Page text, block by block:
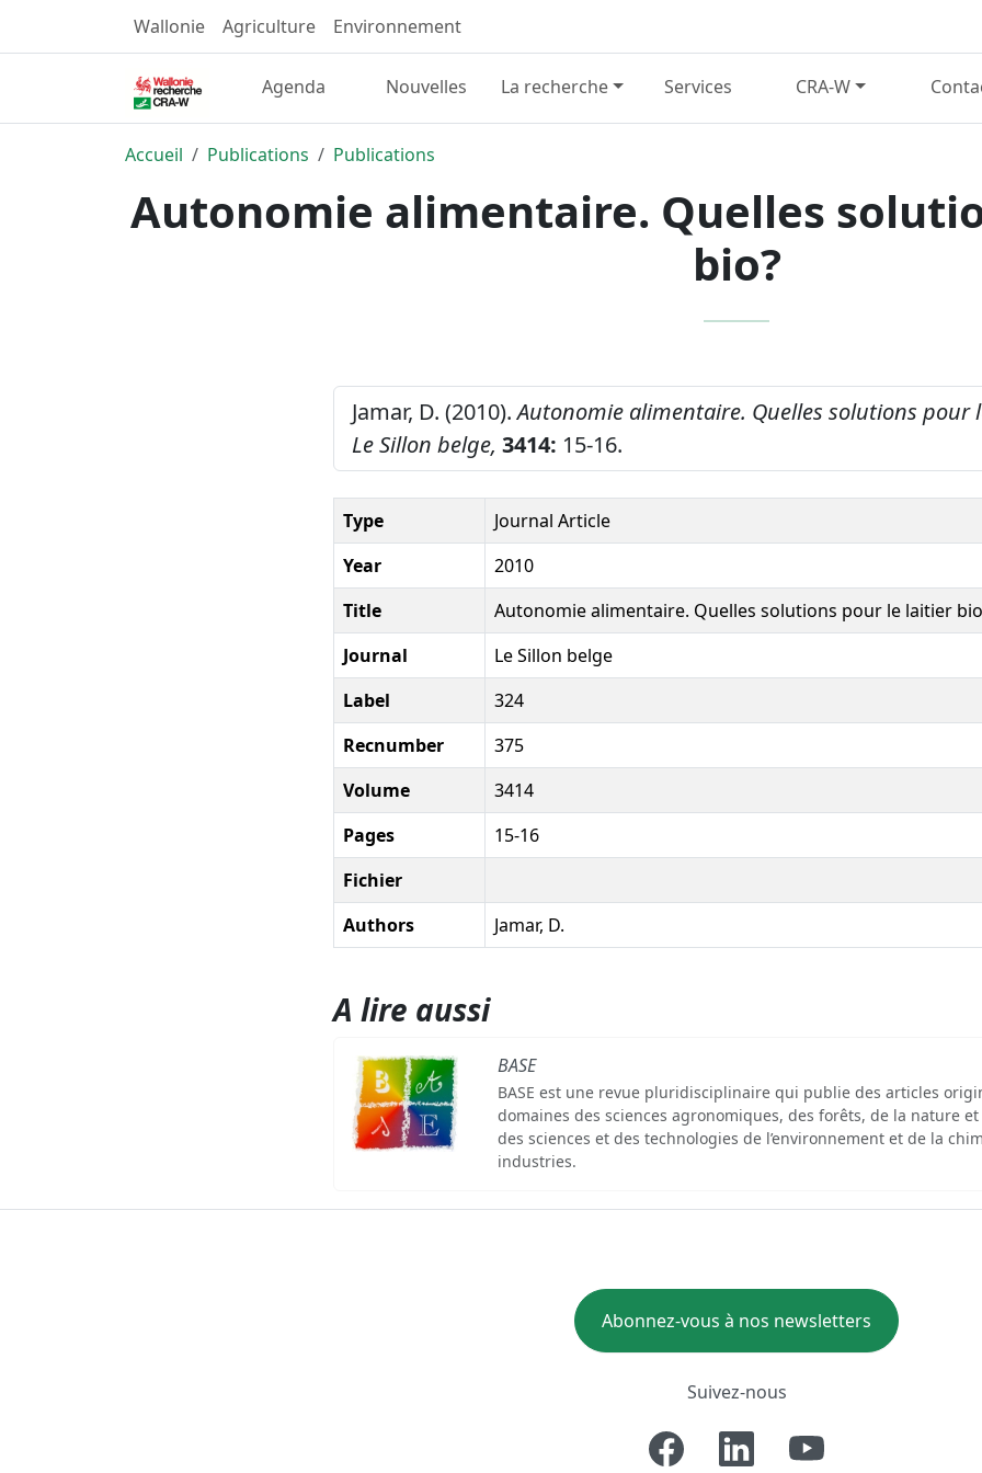
Wallonie Agriculture Environnement
Agenda Nouvelles La recherche Services CRA-W
Accueil Publications Publications
Autonomie alimentaire. Quelles
bio?
Jamar, D. (2010).Autonomie alimentaire. Quelles solutions pour
Le Sillon belge, 3414: 15-16.
Type
Journal Article
Year
2010
Title
Autonomie alimentaire. Quelles solutions pour le laitier
Journal
Le Sillon belge
Label
324
Recnumber
375
Volume
3414
Pages
15-16
Fichier
Authors
Jamar, D.
A lire aussi
BASE
BASE est une revue pluridisciplinaire qui publie des articles
domaines des sciences agronomiques, des forêts, de la nature et
des sciences et des technologies de l’environnement et de la
industries.
Abonnez-vous à nos newsletters
Suivez-nous